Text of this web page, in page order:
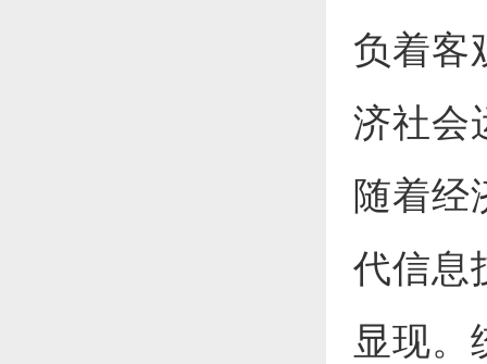
负着客
济社会
随着经
代信息
显现。